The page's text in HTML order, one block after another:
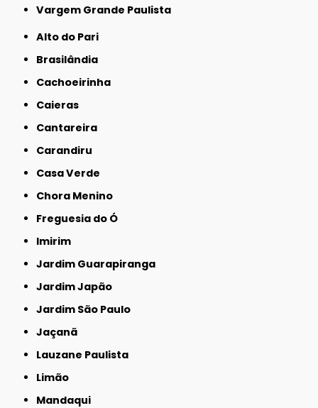
Vargem Grande Paulista
Alto do Pari
Brasilândia
Cachoeirinha
Caieras
Cantareira
Carandiru
Casa Verde
Chora Menino
Freguesia do Ó
Imirim
Jardim Guarapiranga
Jardim Japão
Jardim São Paulo
Jaçanã
Lauzane Paulista
Limão
Mandaqui